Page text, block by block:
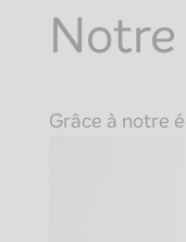
Grâce à notre